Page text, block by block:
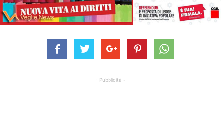
- Pubblicità -